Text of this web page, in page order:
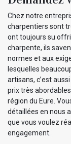
Chez notre
charpentiers sont
ont toujours su
charpente, ils
normes et aux
lesquelles
artisans, c’est
prix très
région du Eure.
détaillées en nous
que vous voulez
engagement.